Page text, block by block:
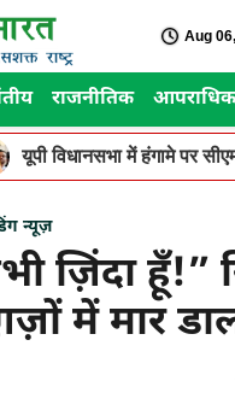
Aug
राजनीतिक आपराधिक
यूपी विधानसभा में हंगामे पर
न्यूज़
ज़िंदा
में मार